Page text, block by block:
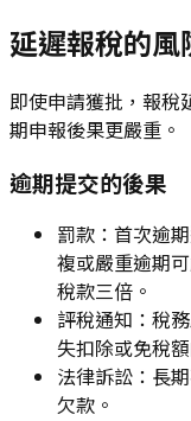
延遲報稅的風
即使申請獲批，報稅
期申報後果更嚴重。
逾期提交的後果
罰款：首次逾
複或嚴重逾期
稅款三倍。
評稅通知：稅
失扣除或免稅
法律訴訟：長
欠款。